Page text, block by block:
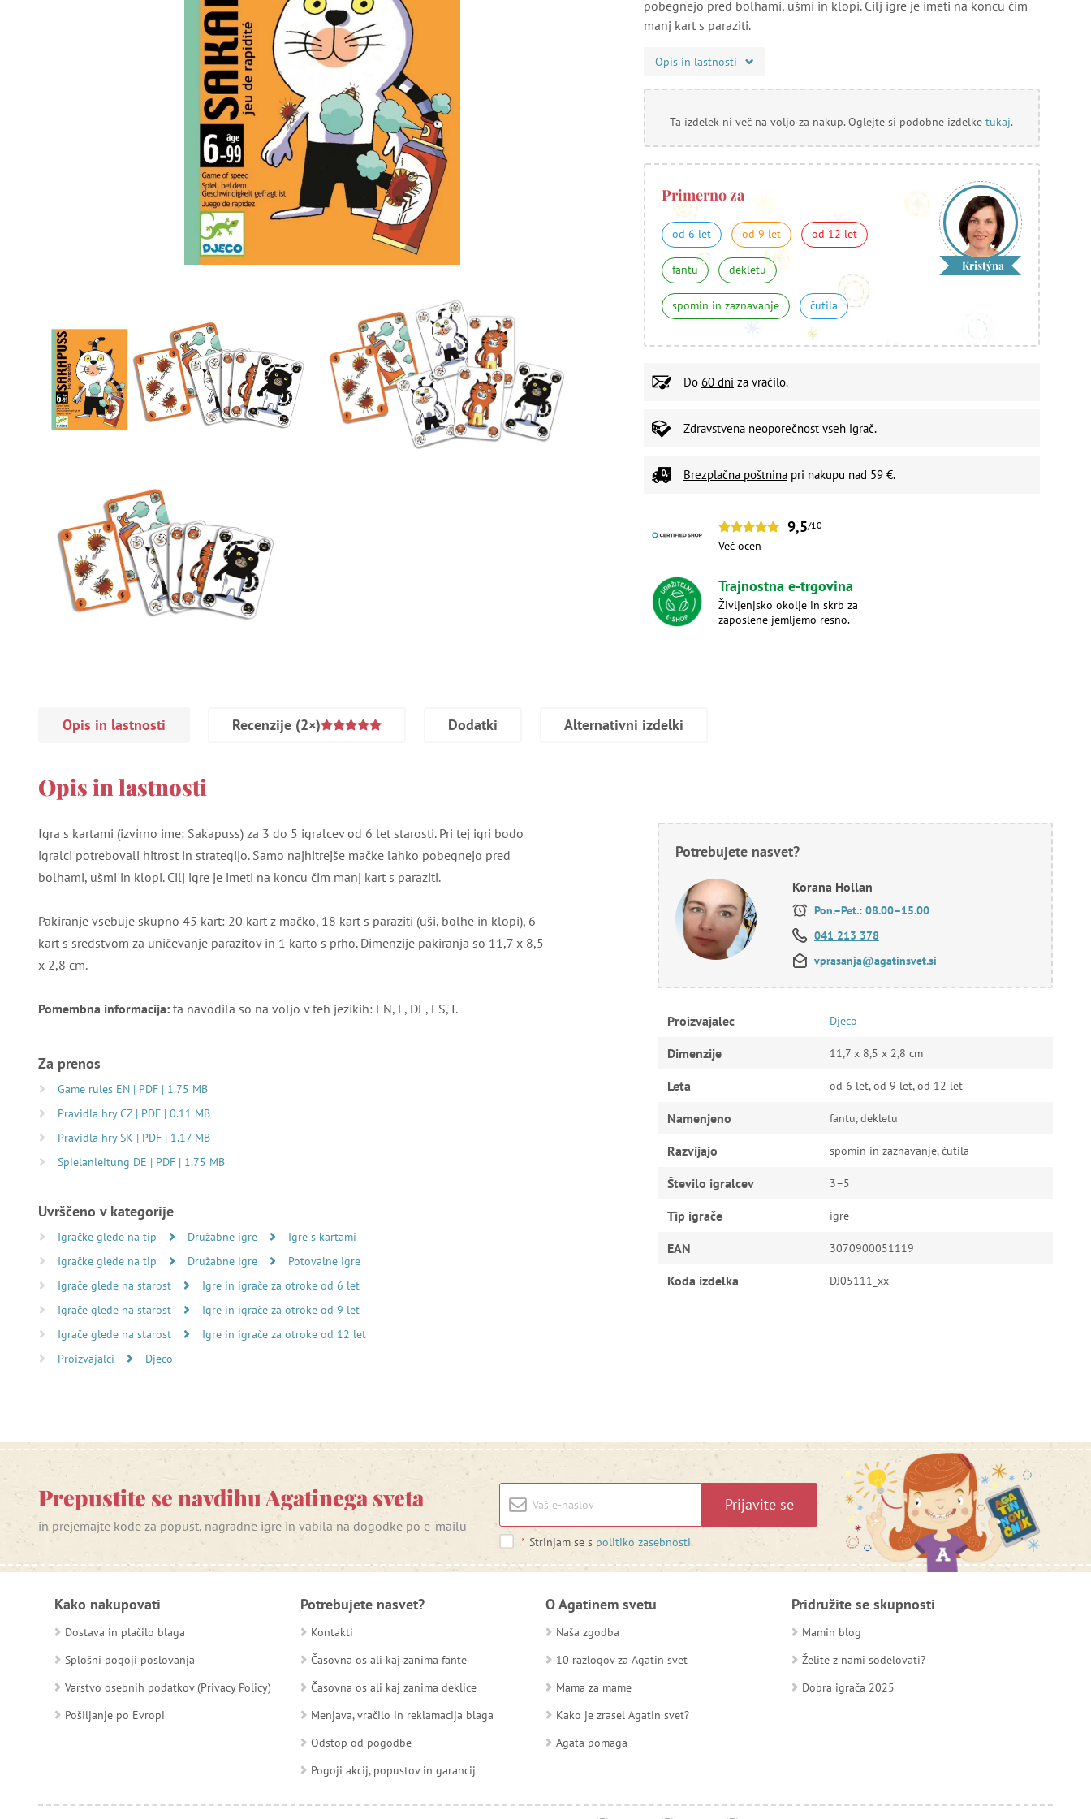
pobegnejo pred bolhami, ušmi in klopi. Cilj igre je imeti na koncu čim
manj kart s paraziti.
Opis in lastnosti
Ta izdelek ni več na voljo za nakup. Oglejte si podobne izdelke tukaj.
Primerno za
od 6 let od 9 let od 12 let
fantu dekletu
spomin in zaznavanje čutila
Kristýna
Do 60 dni za vračilo.
Zdravstvena neoporečnost vseh igrač.
Brezplačna poštnina pri nakupu nad 59 €.
9,5/10
Več ocen
Trajnostna e-trgovina
Življenjsko okolje in skrb za
zaposlene jemljemo resno.
Opis in lastnosti Recenzije (2×) Dodatki Alternativni izdelki
Opis in lastnosti
Igra s kartami (izvirno ime: Sakapuss) za 3 do 5 igralcev od 6 let starosti. Pri tej igri bodo
igralci potrebovali hitrost in strategijo. Samo najhitrejše mačke lahko pobegnejo pred
bolhami, ušmi in klopi. Cilj igre je imeti na koncu čim manj kart s paraziti.
Pakiranje vsebuje skupno 45 kart: 20 kart z mačko, 18 kart s paraziti (uši, bolhe in klopi), 6
kart s sredstvom za uničevanje parazitov in 1 karto s prho. Dimenzije pakiranja so 11,7 x 8,5
x 2,8 cm.
Pomembna informacija: ta navodila so na voljo v teh jezikih: EN, F, DE, ES, I.
Za prenos
Game rules EN | PDF | 1.75 MB
Pravidla hry CZ | PDF | 0.11 MB
Pravidla hry SK | PDF | 1.17 MB
Spielanleitung DE | PDF | 1.75 MB
Uvrščeno v kategorije
Igračke glede na tip Družabne igre
Igre s kartami
Igračke glede na tip
Družabne igre
Potovalne igre
Igrače glede na starost
Igre in igrače za otroke od 6 let
Igrače glede na starost
Igre in igrače za otroke od 9 let
Igrače glede na starost
Igre in igrače za otroke od 12 let
Proizvajalci
Djeco
Potrebujete nasvet?
Korana Hollan
Pon.–Pet.: 08.00–15.00
041 213 378
vprasanja@agatinsvet.si
Proizvajalec Djeco
Dimenzije 11,7 x 8,5 x 2,8 cm
Leta od 6 let, od 9 let, od 12 let
Namenjeno fantu, dekletu
Razvijajo spomin in zaznavanje, čutila
Število igralcev 3–5
Tip igrače igre
EAN 3070900051119
Koda izdelka DJ05111_xx
Prepustite se navdihu Agatinega sveta
in prejemajte kode za popust, nagradne igre in vabila na dogodke po e-mailu
Prijavite se
* Strinjam se s politiko zasebnosti.
Kako nakupovati
Dostava in plačilo blaga
Splošni pogoji poslovanja
Varstvo osebnih podatkov (Privacy Policy)
Pošiljanje po Evropi
Potrebujete nasvet?
Kontakti
Časovna os ali kaj zanima fante
Časovna os ali kaj zanima deklice
Menjava, vračilo in reklamacija blaga
Odstop od pogodbe
Pogoji akcij, popustov in garancij
O Agatinem svetu
Naša zgodba
10 razlogov za Agatin svet
Mama za mame
Kako je zrasel Agatin svet?
Agata pomaga
Pridružite se skupnosti
Mamin blog
Želite z nami sodelovati?
Dobra igrača 2025